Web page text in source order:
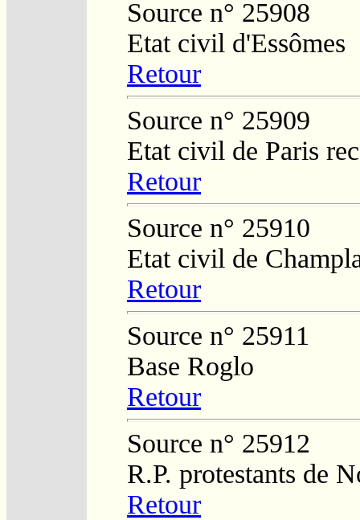
Source n° 25908
Etat civil d'Essômes
Retour
Source n° 25909
Etat civil de Paris
Retour
Source n° 25910
Etat civil de
Retour
Source n° 25911
Base Roglo
Retour
Source n° 25912
R.P. protestants de
Retour